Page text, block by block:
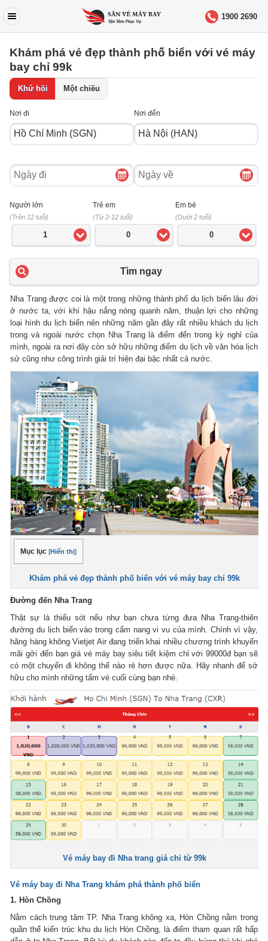
1900 2690
Khám phá vẻ đẹp thành phố biển với vé máy
bay chỉ 99k
Khứ hồi Một chiều
Nơi đi Nơi đến
Ngày
đi
Ngày
về
Người lớn
(Trên 12 tuổi)
1
Trẻ em
(Từ 2-12 tuổi)
0
Em bé
(Dưới 2 tuổi)
0
Tìm ngay
Nha Trang được coi là một trong những thành phố du lịch biển lâu đời
ở nước ta, với khí hậu nắng nóng quanh năm, thuận lợi cho những
loại hình du lịch biển nên những năm gần đây rất nhiều khách du lịch
trong và ngoài nước chọn Nha Trang là điểm đến trong kỳ nghỉ của
mình, ngoài ra nơi đây còn sở hữu những điểm du lịch về văn hóa lịch
sử cũng như công trình giải trí hiện đại bậc nhất cả nước.
Mục lục [Hiển thị]
Khám phá vẻ đẹp thành phố biển với vé máy bay chỉ 99k
Đường đến Nha Trang
Thật sự là thiếu sót nếu như bạn chưa từng đưa Nha Trang-thiên
đường du lịch biển vào trong cẩm nang vi vu của mình. Chính vì vậy,
hãng hàng không Vietjet Air đang triển khai nhiều chương trình khuyến
mãi gởi đến bạn giá vé máy bay siêu tiết kiệm chỉ với 99000đ bạn sẽ
có một chuyến đi không thể nào rẻ hơn được nữa. Hãy nhanh để sở
hữu cho mình những tấm vé cuối cùng bạn nhé.
Vé máy bay đi Nha trang giá chỉ từ 99k
Vé máy bay đi Nha Trang khám phá thành phố biển
1. Hòn Chồng
Nằm cách trung tâm TP. Nha Trang không xa, Hòn Chồng nằm trong
quần thể kiến trúc khu du lịch Hòn Chồng, là điểm tham quan rất hấp